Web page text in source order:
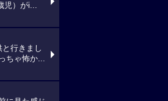
児）がi...
行きまし
ちゃ怖か...